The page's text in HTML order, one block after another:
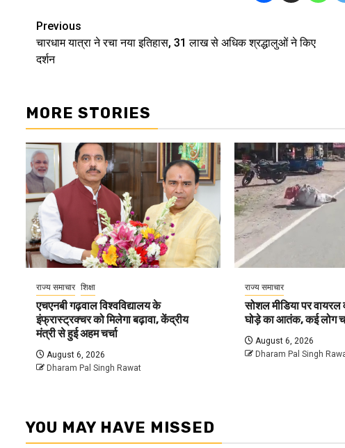
Post
navigation
Previous
चारधाम यात्रा ने रचा नया इतिहास, 31 लाख से अधिक श्रद्धालुओं ने किए
दर्शन
MORE STORIES
राज्य समाचार शिक्षा
एचएनबी गढ़वाल विश्वविद्यालय के
इंफ्रास्ट्रक्चर को मिलेगा बढ़ावा, केंद्रीय
मंत्री से हुई अहम चर्चा
August 6, 2026
Dharam Pal Singh Rawat
राज्य समाचार
सोशल मीडिया पर वायरल
घोड़े का आतंक, कई लोग
August 6, 2026
Dharam Pal Singh
YOU MAY HAVE MISSED